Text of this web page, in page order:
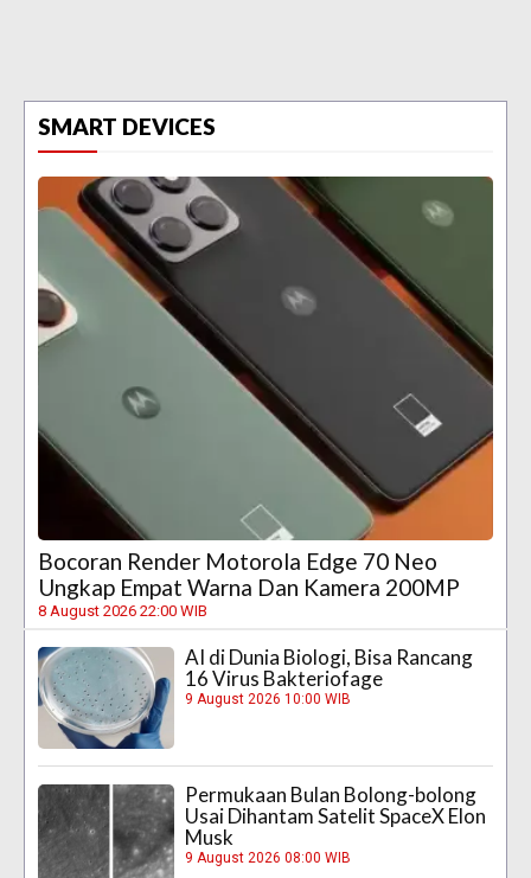
SMART DEVICES
Bocoran Render Motorola Edge 70 Neo
Ungkap Empat Warna Dan Kamera 200MP
8 August 2026 22:00 WIB
AI di Dunia Biologi, Bisa Rancang
16 Virus Bakteriofage
9 August 2026 10:00 WIB
Permukaan Bulan Bolong-bolong
Usai Dihantam Satelit SpaceX Elon
Musk
9 August 2026 08:00 WIB